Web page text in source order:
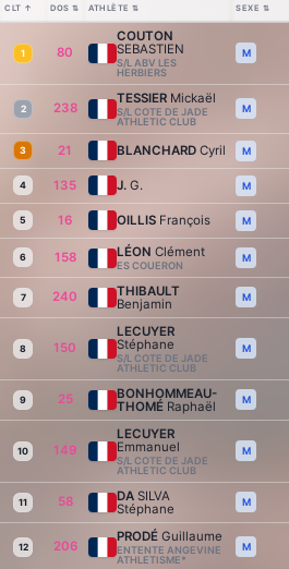
CLT ↑ DOS ⇅ ATHLÈTE ⇅ SEXE ⇅
1 80
COUTON
SEBASTIEN
S/L ABV LES
HERBIERS
M
2 238
TESSIER Mickaël
S/L COTE DE JADE
ATHLETIC CLUB
M
3 21 BLANCHARD Cyril M
4 135 J. G. M
5 16 OILLIS François M
6 158 LÉON Clément
ES COUERON
M
7 240
THIBAULT
Benjamin
M
8 150
LECUYER
Stéphane
S/L COTE DE JADE
ATHLETIC CLUB
M
9 25
BONHOMMEAU-
THOMÉ Raphaël M
10 149
LECUYER
Emmanuel
S/L COTE DE JADE
ATHLETIC CLUB
M
11 58 DA SILVA
Stéphane
M
12 206
PRODÉ Guillaume
ENTENTE ANGEVINE
ATHLETISME*
M